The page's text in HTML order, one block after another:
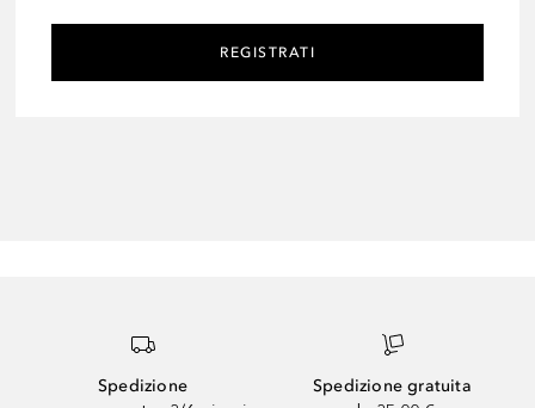
REGISTRATI
Spedizione
Spedizione gratuita